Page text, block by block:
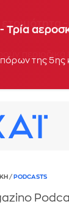
Τρία
της
/ PODCASTS